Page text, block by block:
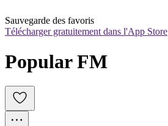
Sauvegarde des favoris
Télécharger gratuitement dans l'App Store
Popular FM